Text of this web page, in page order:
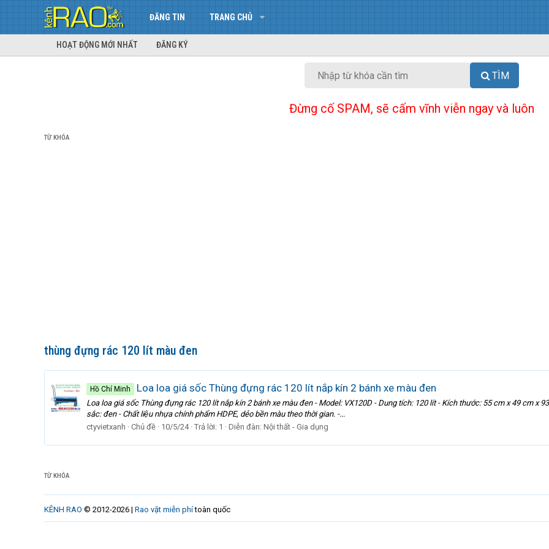
ĐĂNG TIN TRANG CHỦ
HOẠT ĐỘNG MỚI NHẤT ĐĂNG KÝ
TÌM
Đừng cố SPAM, sẽ cấm vĩnh viễn ngay và luôn
TỪ KHÓA
thùng đựng rác 120 lít màu đen
Hồ Chí Minh Loa loa giá sốc Thùng đựng rác 120 lít nắp kín 2 bánh xe màu đen
Loa loa giá sốc Thùng đựng rác 120 lít nắp kín 2 bánh xe màu đen - Model: VX120D - Dung tích: 120 lít - Kích thước: 55 cm x 49 cm x
sắc: đen - Chất liệu nhựa chính phẩm HDPE, dẻo bền màu theo thời gian. -...
ctyvietxanh
Chủ đề 10/5/24 Trả lời: 1 Diễn đàn: Nội thất - Gia dụng
TỪ KHÓA
KÊNH RAO © 2012-2026 | Rao vặt miễn phítoàn quốc